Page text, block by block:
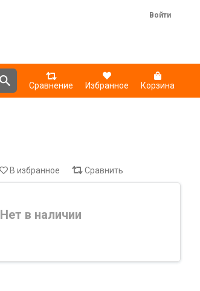
Войти
Сравнение Избранное Корзина
В избранное Сравнить
Нет в наличии